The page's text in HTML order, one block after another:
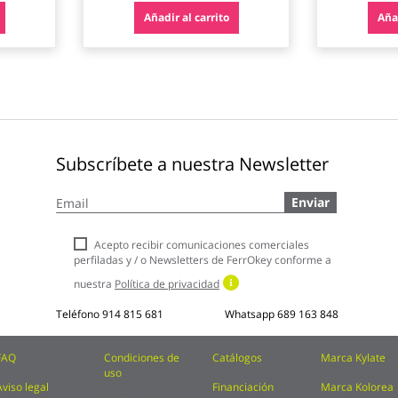
Añadir al carrito
Subscríbete a nuestra Newsletter
a
boletín
noticias:
Enviar
Acepto recibir comunicaciones comerciales
perfiladas y / o Newsletters de FerrOkey conforme a
nuestra Política de privacidad
Teléfono914 815 681 Whatsapp689 163 848
legal
Condiciones de
uso
Catálogos
Financiación
Marca Kylate
Marca Kolorea